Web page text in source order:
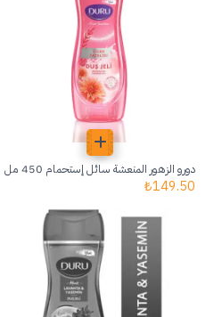
دورو الزهور المنعشة سائل إستحمام 450 مل
149.50
₺